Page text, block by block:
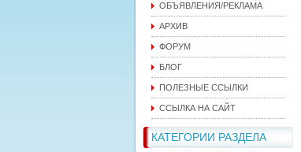
ОБЪЯВЛЕНИЯ/РЕКЛАМА
АРХИВ
ФОРУМ
БЛОГ
ПОЛЕЗНЫЕ ССЫЛКИ
ССЫЛКА НА САЙТ
КАТЕГОРИИ РАЗДЕЛА